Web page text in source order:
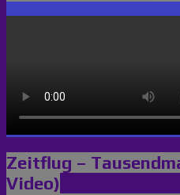
Zeitflug –
Video)